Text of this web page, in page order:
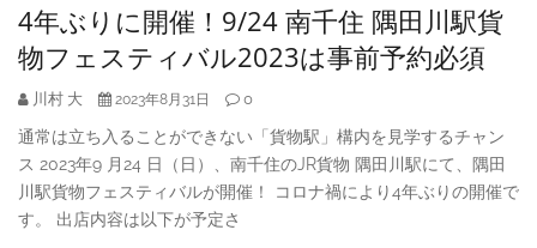
4年ぶりに開催！9/24 南千住 隅田川駅貨
物フェスティバル2023は事前予約必須
川村 大 2023年8月31日 0
通常は立ち入ることができない「貨物駅」構内を見学するチャン
ス 2023年9 月24 日（日）、南千住のJR貨物 隅田川駅にて、隅田
川駅貨物フェスティバルが開催！ コロナ禍により4年ぶりの開催で
す。 出店内容は以下が予定さ